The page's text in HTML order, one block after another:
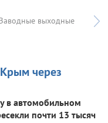
выходные
через
в автомобильном
почти 13 тысяч